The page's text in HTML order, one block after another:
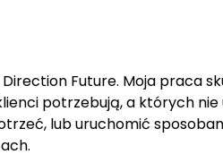
Future. Moja praca
potrzebują, a których nie
lub uruchomić